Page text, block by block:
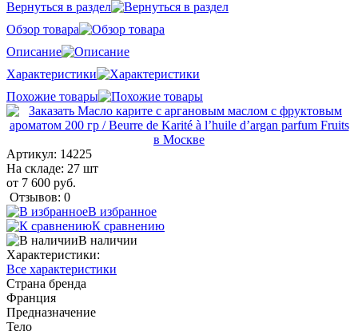
Вернуться в раздел
Обзор товара
Описание
Характеристики
Похожие товары
Артикул: 14225
На складе: 27 шт
от 7 600 руб.
Отзывов: 0
В избранное
К сравнению
В наличии
Характеристики:
Все характеристики
Страна бренда
Франция
Предназначение
Тело